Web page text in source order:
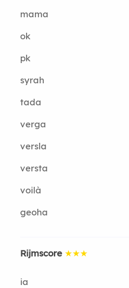
mama
ok
pk
syrah
tada
verga
versla
versta
voilà
geoha
Rijmscore ★★★
ia